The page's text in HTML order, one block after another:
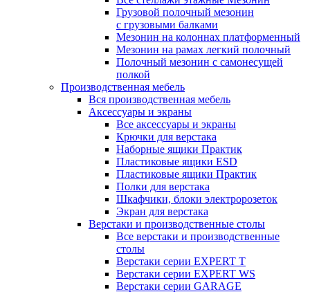
Грузовой полочный мезонин
с грузовыми балками
Мезонин на колоннах платформенный
Мезонин на рамах легкий полочный
Полочный мезонин с самонесущей
полкой
Производственная мебель
Вся производственная мебель
Аксессуары и экраны
Все аксессуары и экраны
Крючки для верстака
Наборные ящики Практик
Пластиковые ящики ESD
Пластиковые ящики Практик
Полки для верстака
Шкафчики, блоки электророзеток
Экран для верстака
Верстаки и производственные столы
Все верстаки и производственные
столы
Верстаки серии EXPERT T
Верстаки серии EXPERT WS
Верстаки серии GARAGE